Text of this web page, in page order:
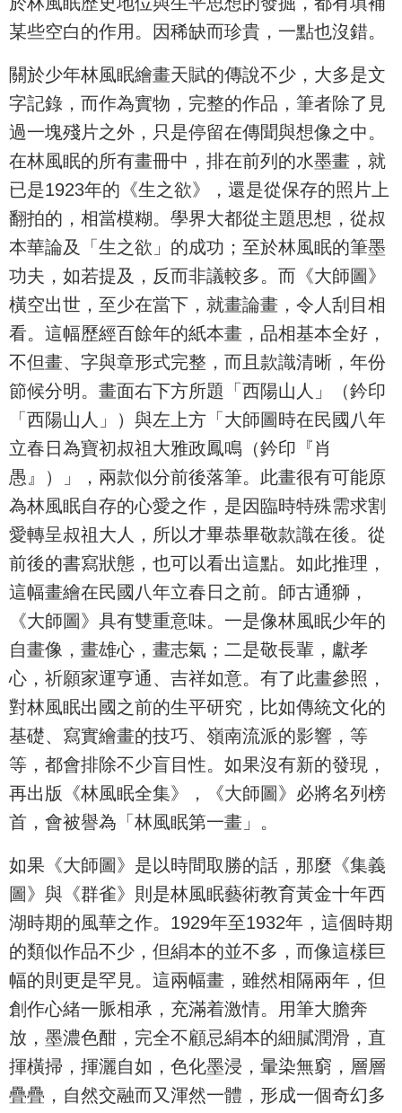
某些空白的作用。因稀缺而珍貴，一點也沒錯。
關於少年林風眠繪畫天賦的傳說不少，大多是文
字記錄，而作為實物，完整的作品，筆者除了見
過一塊殘片之外，只是停留在傳聞與想像之中。
在林風眠的所有畫冊中，排在前列的水墨畫，就
已是1923年的《生之欲》，還是從保存的照片上
翻拍的，相當模糊。學界大都從主題思想，從叔
本華論及「生之欲」的成功；至於林風眠的筆墨
功夫，如若提及，反而非議較多。而《大師圖》
橫空出世，至少在當下，就畫論畫，令人刮目相
看。這幅歷經百餘年的紙本畫，品相基本全好，
不但畫、字與章形式完整，而且款識清晰，年份
節候分明。畫面右下方所題「西陽山人」（鈐印
「西陽山人」）與左上方「大師圖時在民國八年
立春日為寶初叔祖大雅政鳳鳴（鈐印『肖
愚』）」，兩款似分前後落筆。此畫很有可能原
為林風眠自存的心愛之作，是因臨時特殊需求割
愛轉呈叔祖大人，所以才畢恭畢敬款識在後。從
前後的書寫狀態，也可以看出這點。如此推理，
這幅畫繪在民國八年立春日之前。師古通獅，
《大師圖》具有雙重意味。一是像林風眠少年的
自畫像，畫雄心，畫志氣；二是敬長輩，獻孝
心，祈願家運亨通、吉祥如意。有了此畫參照，
對林風眠出國之前的生平研究，比如傳統文化的
基礎、寫實繪畫的技巧、嶺南流派的影響，等
等，都會排除不少盲目性。如果沒有新的發現，
再出版《林風眠全集》，《大師圖》必將名列榜
首，會被譽為「林風眠第一畫」。
如果《大師圖》是以時間取勝的話，那麼《集義
圖》與《群雀》則是林風眠藝術教育黃金十年西
湖時期的風華之作。1929年至1932年，這個時期
的類似作品不少，但絹本的並不多，而像這樣巨
幅的則更是罕見。這兩幅畫，雖然相隔兩年，但
創作心緒一脈相承，充滿着激情。用筆大膽奔
放，墨濃色酣，完全不顧忌絹本的細膩潤滑，直
揮橫掃，揮灑自如，色化墨浸，暈染無窮，層層
疊疊，自然交融而又渾然一體，形成一個奇幻多